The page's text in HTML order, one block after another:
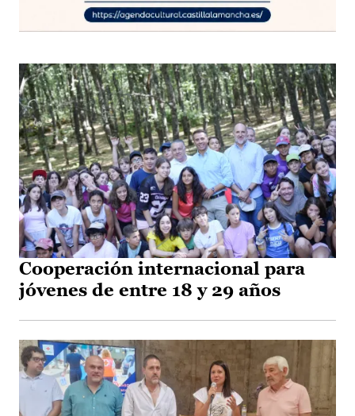
Cooperación internacional para
jóvenes de entre 18 y 29 años